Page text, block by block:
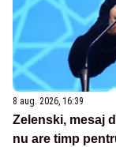
8 aug. 2026, 16:39
Zelenski, mesaj
nu are timp